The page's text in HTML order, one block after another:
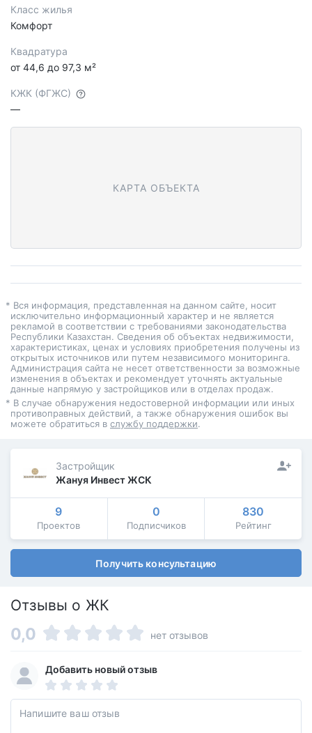
Класс жилья
Комфорт
Квадратура
от 44,6 до 97,3 м²
КЖК (ФГЖС)
—
КАРТА ОБЪЕКТА
* Вся информация, представленная на данном сайте, носит
исключительно информационный характер и не является
рекламой в соответствии с требованиями законодательства
Республики Казахстан. Сведения об объектах недвижимости,
характеристиках, ценах и условиях приобретения получены из
открытых источников или путем независимого мониторинга.
Администрация сайта не несет ответственности за возможные
изменения в объектах и рекомендует уточнять актуальные
данные напрямую у застройщиков или в отделах продаж.
* В случае обнаружения недостоверной информации или иных
противоправных действий, а также обнаружения ошибок вы
можете обратиться в службу поддержки.
Застройщик
Жануя Инвест ЖСК
9
Проектов
0
Подписчиков
830
Рейтинг
Получить консультацию
Отзывы о ЖК
0,0 нет отзывов
Добавить новый отзыв